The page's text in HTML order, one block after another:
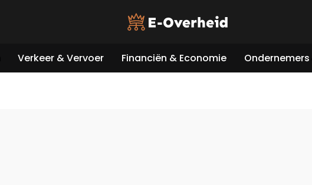
Verkeer & Vervoer Financiën & Economie